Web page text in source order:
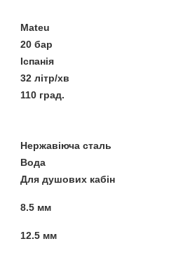
Mateu
20 бар
Іспанія
32 літр/хв
110 град.
Нержавіюча сталь
Вода
Для душових кабін
8.5 мм
12.5 мм